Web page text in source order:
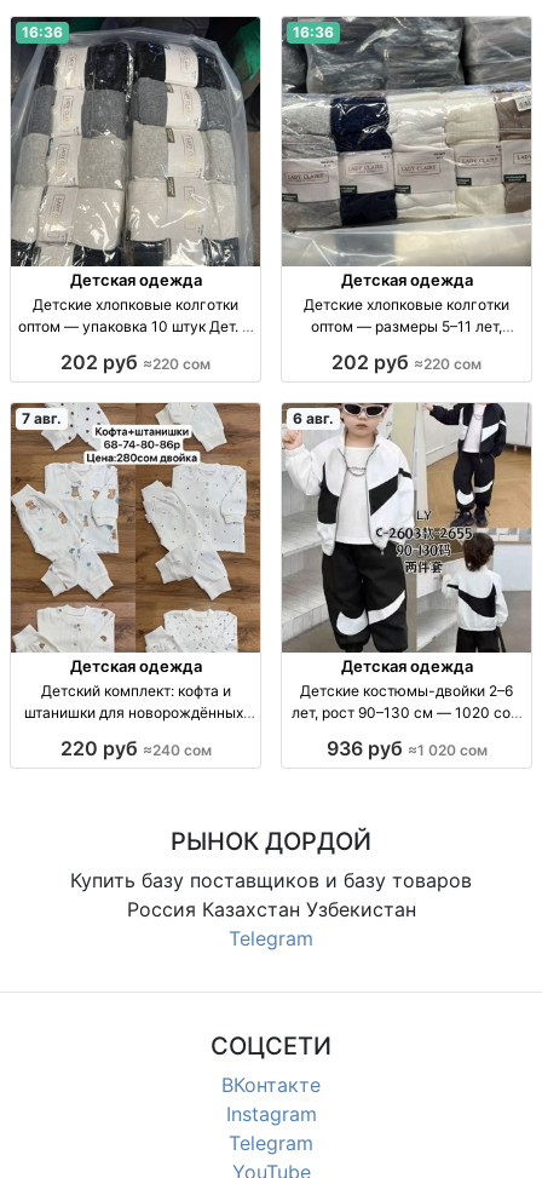
16:36
Детская одежда
Детские хлопковые колготки
оптом — упаковка 10 штук Дет. х/
лет, уп. 10 шт.
202 руб ≈220 сом
16:36
Детская одежда
Детские хлопковые колготки
оптом — размеры 5–11 лет,
колготки, р-ры 5–7, 7–9, 9–11 лет,
202 руб ≈220 сом
7 авг.
Детская одежда
Детский комплект: кофта и
штанишки для новорождённых,
комплект 2 пр.: кофта + штаны, р-
220 руб ≈240 сом
6 авг.
Детская одежда
Детские костюмы-двойки 2–6
лет, рост 90–130 см — 1020 сом
рост 90–130 см, пр-во Китай.
936 руб ≈1 020 сом
РЫНОК ДОРДОЙ
Купить базу поставщиков и базу товаров
Россия Казахстан Узбекистан
Telegram
СОЦСЕТИ
ВКонтакте
Instagram
Telegram
YouTube